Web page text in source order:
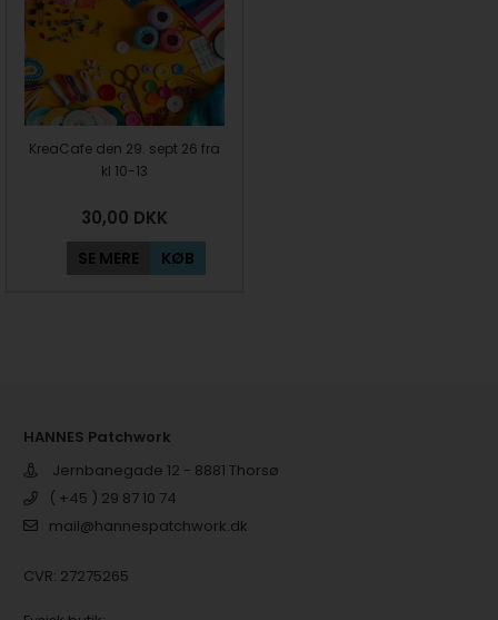
KreaCafe den 29. sept 26 fra
kl 10-13
30,00 DKK
SE MERE KØB
HANNES Patchwork
Jernbanegade 12 - 8881 Thorsø
( +45 ) 29 87 10 74
mail@hannespatchwork.dk
CVR: 27275265